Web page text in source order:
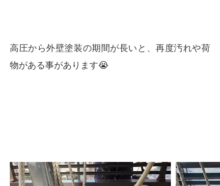
高圧から外壁塗装の期間が長いと、再度汚れや荷
物がある事があります😭